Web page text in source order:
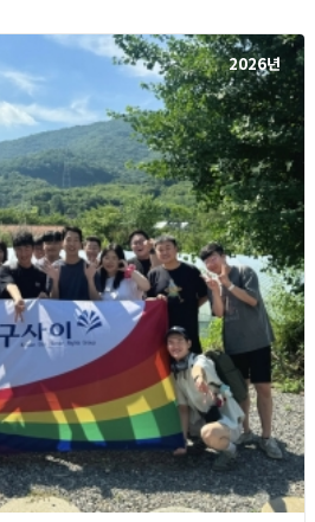
2026년